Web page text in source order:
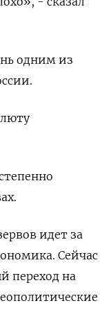
одним из
идет за
Сейчас
переход на